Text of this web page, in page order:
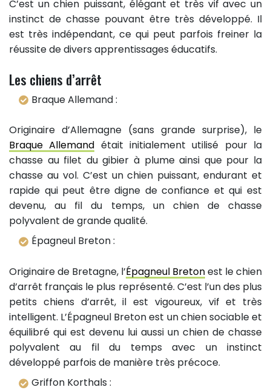
C’est un chien puissant, élégant et très vif avec un
instinct de chasse pouvant être très développé. Il
est très indépendant, ce qui peut parfois freiner la
réussite de divers apprentissages éducatifs.
Les chiens d’arrêt
Braque Allemand :
Originaire d’Allemagne (sans grande surprise), le
Braque Allemand était initialement utilisé pour la
chasse au filet du gibier à plume ainsi que pour la
chasse au vol. C’est un chien puissant, endurant et
rapide qui peut être digne de confiance et qui est
devenu, au fil du temps, un chien de chasse
polyvalent de grande qualité.
Épagneul Breton :
Originaire de Bretagne, l’Épagneul Bretonest le chien
d’arrêt français le plus représenté. C’est l’un des plus
petits chiens d’arrêt, il est vigoureux, vif et très
intelligent. L’Épagneul Breton est un chien sociable et
équilibré qui est devenu lui aussi un chien de chasse
polyvalent au fil du temps avec un instinct
développé parfois de manière très précoce.
Griffon Korthals :